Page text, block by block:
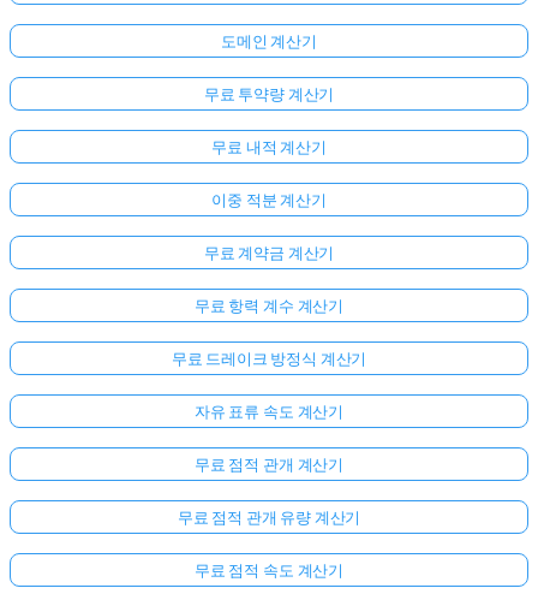
도메인 계산기
무료 투약량 계산기
무료 내적 계산기
이중 적분 계산기
무료 계약금 계산기
무료 항력 계수 계산기
무료 드레이크 방정식 계산기
자유 표류 속도 계산기
무료 점적 관개 계산기
무료 점적 관개 유량 계산기
무료 점적 속도 계산기